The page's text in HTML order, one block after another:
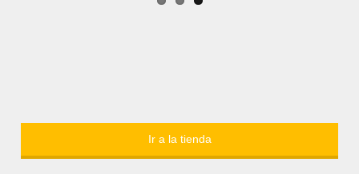
Ir a la tienda